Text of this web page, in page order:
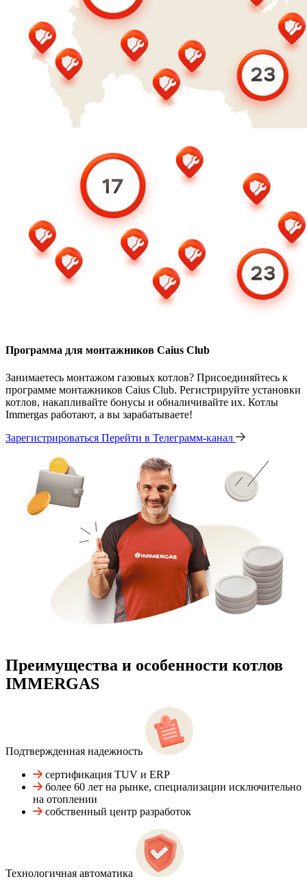
Программа для монтажников Caius Club
Занимаетесь монтажом газовых котлов? Присоединяйтесь к
программе монтажников Caius Club. Регистрируйте установки
котлов, накапливайте бонусы и обналичивайте их. Котлы
Immergas работают, а вы зарабатываете!
Зарегистрироваться Перейти в Телеграмм-канал
Преимущества и особенности котлов
IMMERGAS
Подтвержденная надежность
сертификация TUV и ERP
более 60 лет на рынке, специализации исключительно
на отоплении
собственный центр разработок
Технологичная автоматика